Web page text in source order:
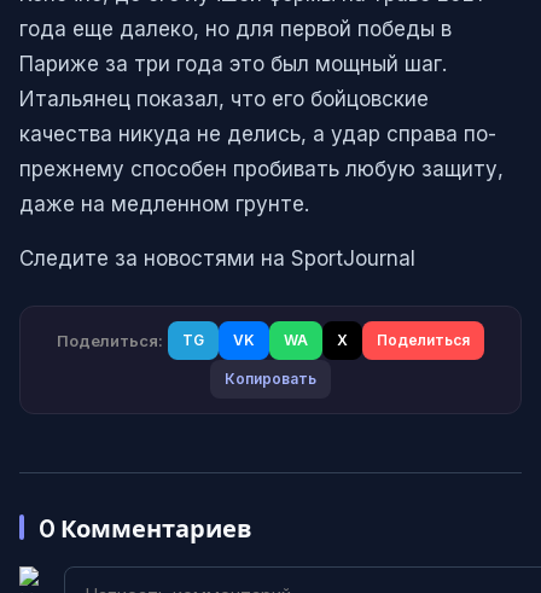
года еще далеко, но для первой победы в
Париже за три года это был мощный шаг.
Итальянец показал, что его бойцовские
качества никуда не делись, а удар справа по-
прежнему способен пробивать любую защиту,
даже на медленном грунте.
Следите за новостями на SportJournal
Поделиться: TG VK WA X Поделиться
Копировать
0 Комментариев